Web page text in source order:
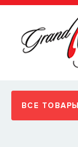
ВСЕ ТОВАРЫ